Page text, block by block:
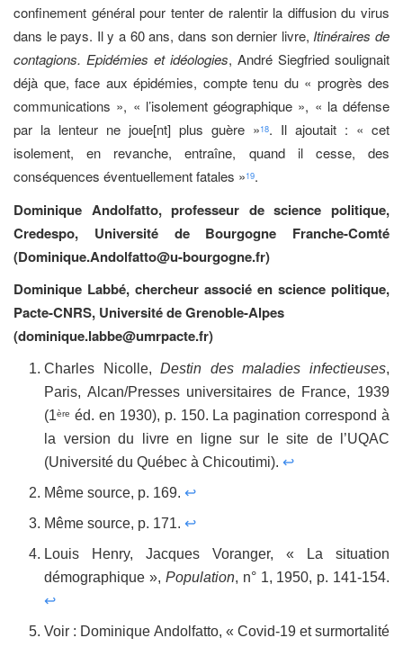
confinement général pour tenter de ralentir la diffusion du virus
dans le pays. Il y a 60 ans, dans son dernier livre,Itinéraires de
contagions. Epidémies et idéologies, André Siegfried soulignait
déjà que, face aux épidémies, compte tenu du « progrès des
communications », « l’isolement géographique », « la défense
par la lenteur ne joue[nt] plus guère »18. Il ajoutait : « cet
isolement, en revanche, entraîne, quand il cesse, des
conséquences éventuellement fatales »19.
Dominique Andolfatto, professeur de science politique,
Credespo, Université de Bourgogne Franche-Comté
(Dominique.Andolfatto@u-bourgogne.fr)
Dominique Labbé, chercheur associé en science politique,
Pacte-CNRS, Université de Grenoble-Alpes
(dominique.labbe@umrpacte.fr)
Charles Nicolle,Destin des maladies infectieuses,
Paris, Alcan/Presses universitaires de France, 1939
(1ère éd. en 1930), p. 150. La pagination correspond à
la version du livre en ligne sur le site de l’UQAC
(Université du Québec à Chicoutimi). ↩
Même source, p. 169. ↩
Même source, p. 171. ↩
Louis Henry, Jacques Voranger, « La situation
démographique », Population, n° 1, 1950, p. 141-154.
↩
Voir : Dominique Andolfatto, « Covid-19 et surmortalité